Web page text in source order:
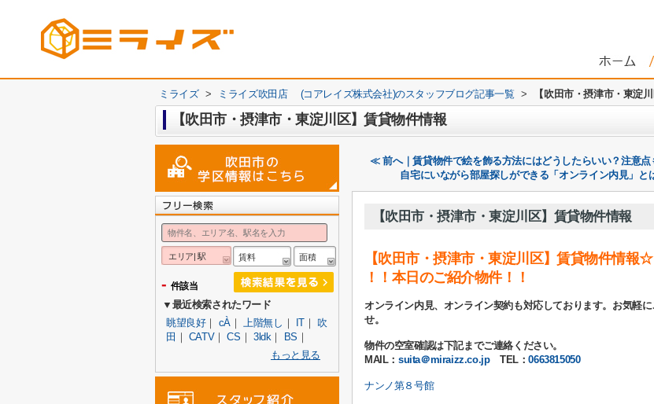
ミライズ > ミライズ吹田店 (コアレイズ株式会社)のスタッフブログ記事一覧 > 【吹田市・摂津市・東淀
【吹田市・摂津市・東淀川区】賃貸物件情報
≪ 前へ｜賃貸物件で絵を飾る方法にはどうしたらいい？注意点
自宅にいながら部屋探しができる「オンライン内見」
【吹田市・摂津市・東淀川区】賃貸物件情報
【吹田市・摂津市・東淀川区】賃貸物件情報☆
！！本日のご紹介物件！！
オンライン内見、オンライン契約も対応しております。お気軽
せ。
物件の空室確認は下記までご連絡ください。
MAIL：suita＠miraizz.co.jpTEL：0663815050
ナンノ第８号館
エリア| 駅 賃料 面積
- 件該当
▼最近検索されたワード
眺望良好｜ cÀ｜上階無し ｜ IT｜ 吹
田 ｜ CATV｜CS ｜ 3ldk｜ BS ｜
もっと見る